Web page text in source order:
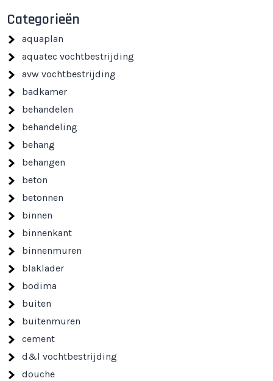
Categorieën
aquaplan
aquatec vochtbestrijding
avw vochtbestrijding
badkamer
behandelen
behandeling
behang
behangen
beton
betonnen
binnen
binnenkant
binnenmuren
blaklader
bodima
buiten
buitenmuren
cement
d&l vochtbestrijding
douche